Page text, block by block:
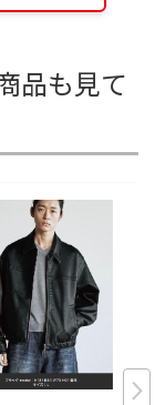
品も見て